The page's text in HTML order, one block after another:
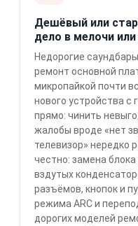
Дешёвый или
дело в мелочи
Недорогие
ремонт основной
микропайкой почти
нового устройства
прямо: чинить
жалобы вроде «нет
телевизор» нередко
честно: замена блока
вздутых
разъёмов, кнопок и
режима ARC и
дорогих моделей